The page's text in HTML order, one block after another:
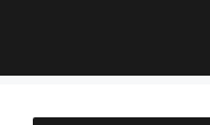
contenuto